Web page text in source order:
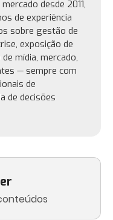
desde 2011,
de experiência
sobre gestão de
exposição de
mídia, mercado,
— sempre com
de
de decisões